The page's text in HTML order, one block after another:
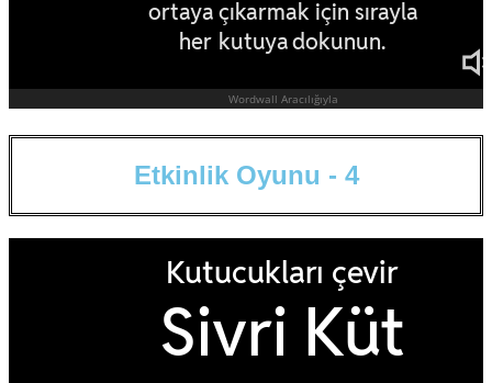
Etkinlik Oyunu - 4